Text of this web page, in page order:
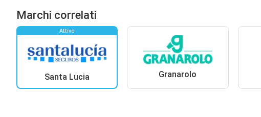
Marchi correlati
Attivo
Santa Lucia Granarolo